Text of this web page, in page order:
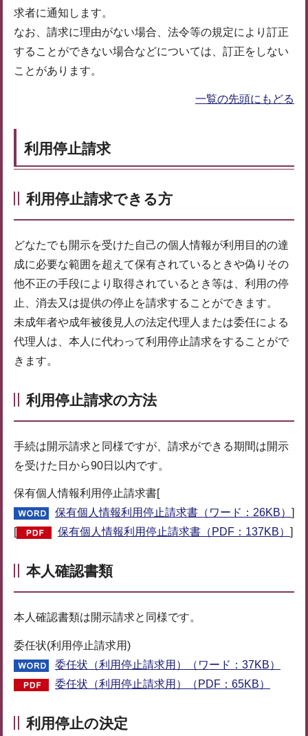
求者に通知します。
なお、請求に理由がない場合、法令等の規定により訂正
することができない場合などについては、訂正をしない
ことがあります。
一覧の先頭にもどる
利用停止請求
利用停止請求できる方
どなたでも開示を受けた自己の個人情報が利用目的の達
成に必要な範囲を超えて保有されているときや偽りその
他不正の手段により取得されているとき等は、利用の停
止、消去又は提供の停止を請求することができます。
未成年者や成年被後見人の法定代理人または委任による
代理人は、本人に代わって利用停止請求をすることがで
きます。
利用停止請求の方法
手続は開示請求と同様ですが、請求ができる期間は開示
を受けた日から90日以内です。
保有個人情報利用停止請求書[
保有個人情報利用停止請求書（ワード：26KB） ]
[
保有個人情報利用停止請求書（PDF：137KB） ]
本人確認書類
本人確認書類は開示請求と同様です。
委任状(利用停止請求用)
委任状（利用停止請求用）（ワード：37KB）
委任状（利用停止請求用）（PDF：65KB）
利用停止の決定